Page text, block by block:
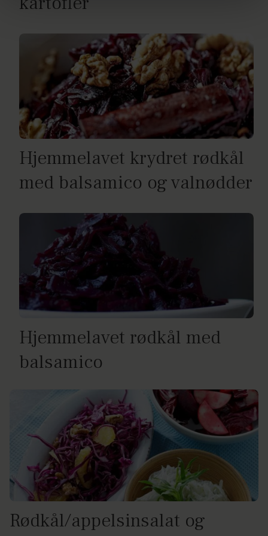
dine personoplysninger i forbindelse hermed i både
Hjemmelavet krydret rødkål
med balsamico og valnødder
Hjemmelavet rødkål med
balsamico
Rødkål/appelsinsalat og